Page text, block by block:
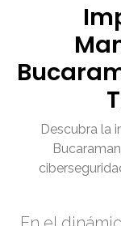
Descubra la